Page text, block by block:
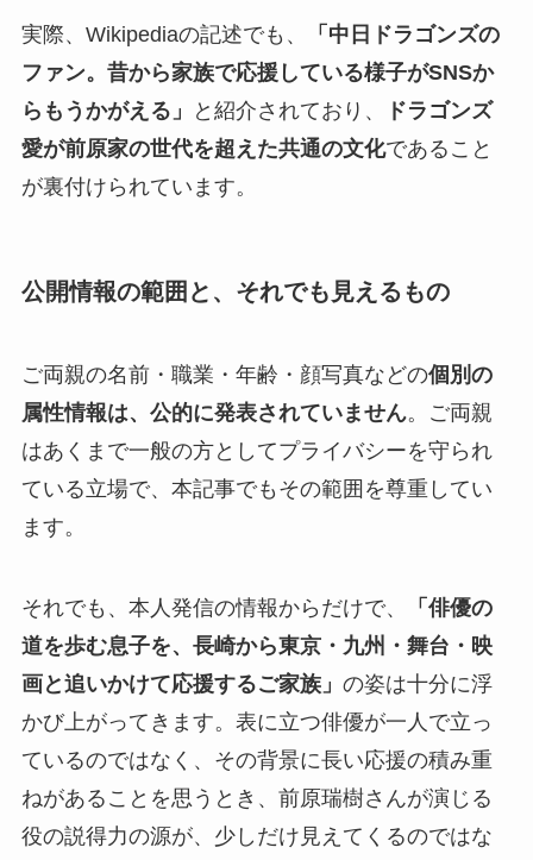
実際、Wikipediaの記述でも、
「中日ドラゴンズの
ファン。昔から家族で応援している様子がSNSか
らもうかがえる」
と紹介されており、
ドラゴンズ
愛が前原家の世代を超えた共通の文化であること
が裏付けられています。
公開情報の範囲と、それでも見えるもの
ご両親の名前・職業・年齢・顔写真などの個別の
属性情報は、公的に発表されていません。ご両親
はあくまで一般の方としてプライバシーを守られ
ている立場で、本記事でもその範囲を尊重してい
ます。
それでも、本人発信の情報からだけで、
「俳優の
道を歩む息子を、長崎から東京・九州・舞台・映
画と追いかけて応援するご家族」 の姿は十分に浮
かび上がってきます。表に立つ俳優が一人で立っ
ているのではなく、その背景に長い応援の積み重
ねがあることを思うとき、前原瑞樹さんが演じる
役の説得力の源が、少しだけ見えてくるのではな